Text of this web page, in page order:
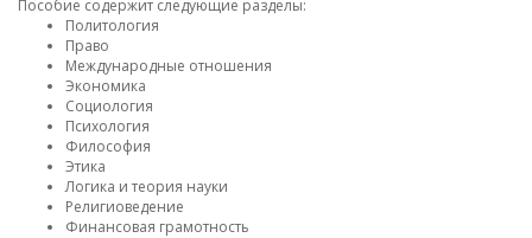
Пособие содержит следующие разделы:
Политология
Право
Международные отношения
Экономика
Социология
Психология
Философия
Этика
Логика и теория науки
Религиоведение
Финансовая грамотность